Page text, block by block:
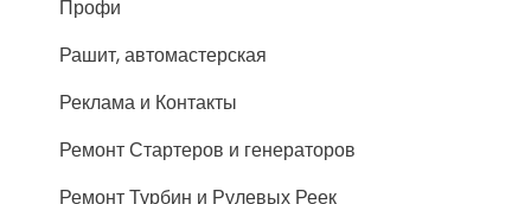
Профи
Рашит, автомастерская
Реклама и Контакты
Ремонт Стартеров и генераторов
Ремонт Турбин и Рулевых Реек